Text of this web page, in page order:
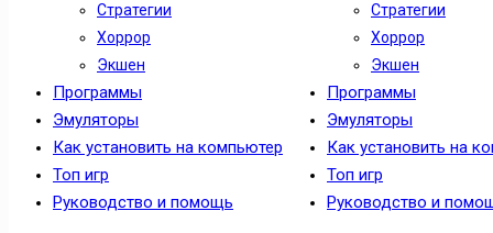
Стратегии
Хоррор
Экшен
Программы
Эмуляторы
Как установить на компьютер
Топ игр
Руководство и помощь
Стратегии
Хоррор
Экшен
Программы
Эмуляторы
Как установить на
Топ игр
Руководство и